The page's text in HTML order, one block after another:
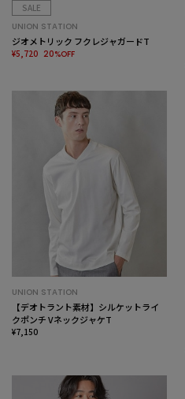
SALE
UNION STATION
ジオメトリック フクレジャガードT
¥5,720 20%OFF
UNION STATION
【デオトラント素材】シルケットライ
クポンチ VネックジャケT
¥7,150